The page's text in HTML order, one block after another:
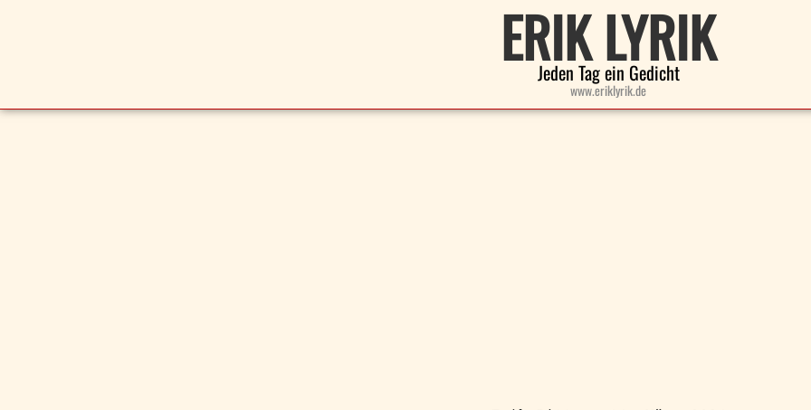
ERIK LYRIK
Jeden Tag ein Gedicht
www.eriklyrik.de